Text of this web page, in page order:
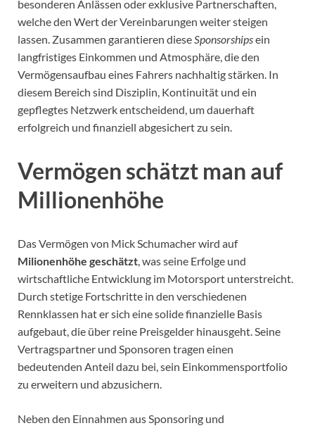
besonderen Anlässen oder exklusive Partnerschaften,
welche den Wert der Vereinbarungen weiter steigen
lassen. Zusammen garantieren dieseSponsorshipsein
langfristiges Einkommen und Atmosphäre, die den
Vermögensaufbau eines Fahrers nachhaltig stärken. In
diesem Bereich sind Disziplin, Kontinuität und ein
gepflegtes Netzwerk entscheidend, um dauerhaft
erfolgreich und finanziell abgesichert zu sein.
Vermögen schätzt man auf
Millionenhöhe
Das Vermögen von Mick Schumacher wird auf
Milionenhöhe geschätzt , was seine Erfolge und
wirtschaftliche Entwicklung im Motorsport unterstreicht.
Durch stetige Fortschritte in den verschiedenen
Rennklassen hat er sich eine solide finanzielle Basis
aufgebaut, die über reine Preisgelder hinausgeht. Seine
Vertragspartner und Sponsoren tragen einen
bedeutenden Anteil dazu bei, sein Einkommensportfolio
zu erweitern und abzusichern.
Neben den Einnahmen aus Sponsoring und